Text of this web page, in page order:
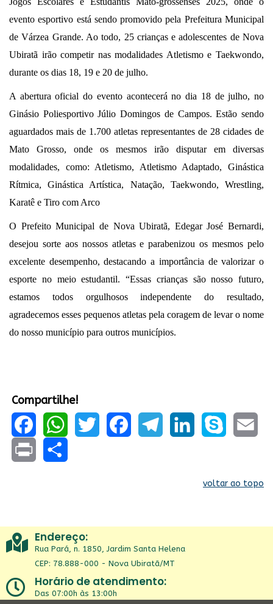
evento esportivo está sendo promovido pela Prefeitura Municipal
de Várzea Grande. Ao todo, 25 crianças e adolescentes de Nova
Ubiratã irão competir nas modalidades Atletismo e Taekwondo,
durante os dias 18, 19 e 20 de julho.
A abertura oficial do evento acontecerá no dia 18 de julho, no
Ginásio Poliesportivo Júlio Domingos de Campos. Estão sendo
aguardados mais de 1.700 atletas representantes de 28 cidades de
Mato Grosso, onde os mesmos irão disputar em diversas
modalidades, como: Atletismo, Atletismo Adaptado, Ginástica
Rítmica, Ginástica Artística, Natação, Taekwondo, Wrestling,
Karatê e Tiro com Arco
O Prefeito Municipal de Nova Ubiratã, Edegar José Bernardi,
desejou sorte aos nossos atletas e parabenizou os mesmos pelo
excelente desempenho, destacando a importância de valorizar o
esporte no meio estudantil. “Essas crianças são nosso futuro,
estamos todos orgulhosos independente do resultado,
agradecemos esses pequenos atletas pela coragem de levar o nome
do nosso município para outros municípios.
Compartilhe!
FacebookWhatsApp
voltar ao topo
Endereço:
Rua Pará, n. 1850, Jardim Santa Helena
CEP: 78.888-000 - Nova Ubiratã/MT
Horário de atendimento:
Das 07:00h às 13:00h